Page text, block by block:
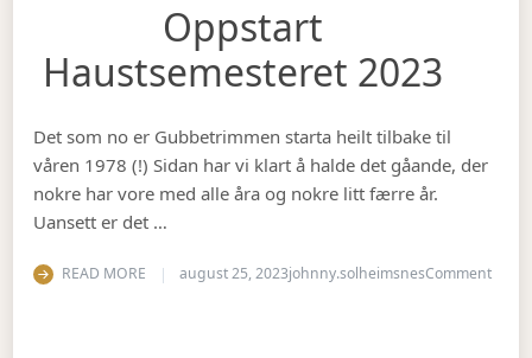
Oppstart
Haustsemesteret 2023
Det som no er Gubbetrimmen starta heilt tilbake til
våren 1978 (!) Sidan har vi klart å halde det gåande, der
nokre har vore med alle åra og nokre litt færre år.
Uansett er det …
READ MORE august 25, 2023johnny.solheimsnesCommenton